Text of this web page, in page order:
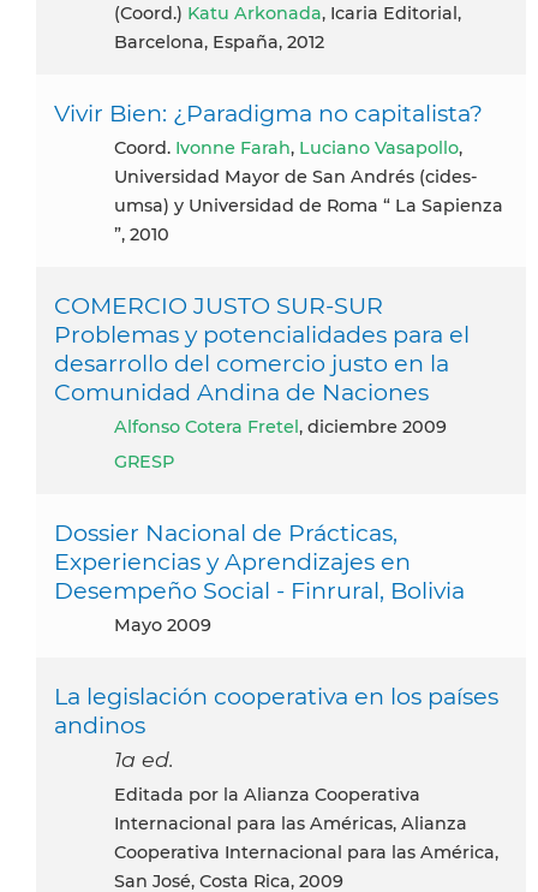
(coord.) Katu Arkonada, Icaria Editorial,
Barcelona, España, 2012
Vivir Bien: ¿Paradigma no capitalista?
coord. Ivonne Farah, Luciano Vasapollo,
Universidad Mayor de San Andrés (cides-
umsa) y Universidad de Roma “ La Sapienza
”, 2010
COMERCIO JUSTO SUR-SUR
Problemas y potencialidades para el
desarrollo del comercio justo en la
Comunidad Andina de Naciones
Alfonso Cotera Fretel, diciembre 2009
GRESP
Dossier Nacional de Prácticas,
Experiencias y Aprendizajes en
Desempeño Social - Finrural, Bolivia
mayo 2009
La legislación cooperativa en los países
andinos
1a ed.
Editada por la Alianza Cooperativa
Internacional para las Américas, Alianza
Cooperativa Internacional para las América,
San José, Costa Rica, 2009